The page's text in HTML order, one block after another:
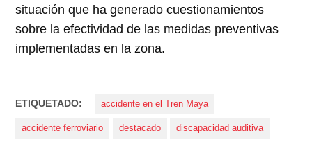
situación que ha generado cuestionamientos
sobre la efectividad de las medidas preventivas
implementadas en la zona.
ETIQUETADO: accidente en el Tren Maya
accidente ferroviario destacado discapacidad auditiva